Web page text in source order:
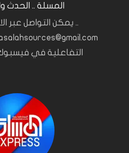
المسلة .. الحدث
.. يمكن التواصل عبر
التفاعلية في